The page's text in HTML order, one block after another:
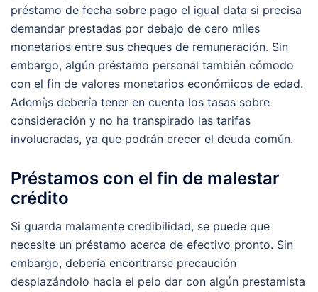
préstamo de fecha sobre pago el igual data si precisa
demandar prestadas por debajo de cero miles
monetarios entre sus cheques de remuneración. Sin
embargo, algún préstamo personal también cómodo
con el fin de valores monetarios económicos de edad.
Ademí¡s debería tener en cuenta los tasas sobre
consideración y no ha transpirado las tarifas
involucradas, ya que podrán crecer el deuda común.
Préstamos con el fin de malestar
crédito
Si guarda malamente credibilidad, se puede que
necesite un préstamo acerca de efectivo pronto. Sin
embargo, debería encontrarse precaución
desplazándolo hacia el pelo dar con algún prestamista